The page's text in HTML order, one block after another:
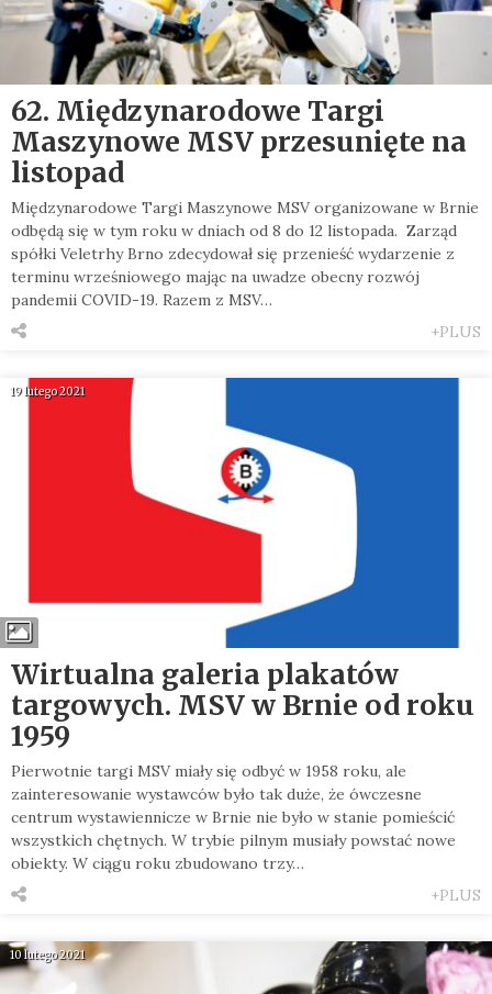
62. Międzynarodowe Targi
Maszynowe MSV przesunięte na
listopad
Międzynarodowe Targi Maszynowe MSV organizowane w Brnie
odbędą się w tym roku w dniach od 8 do 12 listopada. Zarząd
spółki Veletrhy Brno zdecydował się przenieść wydarzenie z
terminu wrześniowego mając na uwadze obecny rozwój
pandemii COVID-19. Razem z MSV…
+PLUS
19 lutego 2021
Wirtualna galeria plakatów
targowych. MSV w Brnie od roku
1959
Pierwotnie targi MSV miały się odbyć w 1958 roku, ale
zainteresowanie wystawców było tak duże, że ówczesne
centrum wystawiennicze w Brnie nie było w stanie pomieścić
wszystkich chętnych. W trybie pilnym musiały powstać nowe
obiekty. W ciągu roku zbudowano trzy…
+PLUS
10 lutego 2021